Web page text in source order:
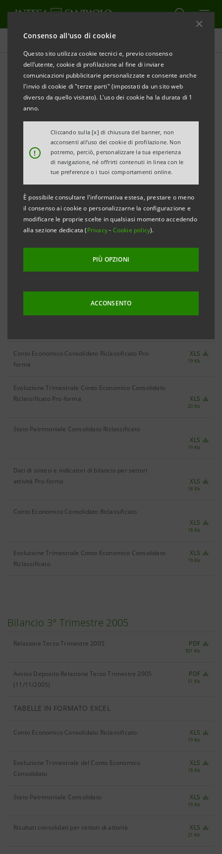
Consenso all'uso di cookie
Questo sito utilizza cookie tecnici e, previo consenso
dell’utente, cookie di profilazione al fine di inviare
comunicazioni pubblicitarie personalizzate e consente anche
l'invio di cookie di "terze parti" (impostati da un sito web
diverso da quello visitato). L'uso dei cookie ha la durata di 1
anno.
!
Cliccando sulla [x] di chiusura del banner, non
acconsenti all’uso dei cookie di profilazione. Non
potremo, perciò, personalizzare la tua esperienza
di navigazione, né offrirti contenuti in linea con le
tue preferenze o i tuoi comportamenti online.
È possibile consultare l'informativa estesa, prestare o meno
il consenso ai cookie o personalizzarne la configurazione e
modificare le proprie scelte in qualsiasi momento accedendo
alla sezione dedicata (Privacy- Cookie policy).
PIÙ OPZIONI
ACCONSENTO
Bilanci e Relazioni
Storico Banca Intesa: Bilanci
STAMPA AGGIORNA
Filtra per Anno
Principi Contabili e Società di Revisione
Prima Applicazione Principi IAS/IFRS
Conto Economico Consolidato Riclassificato Pro-
forma
XLS
19 Kb
Evoluzione Trimestrale Conto Economico Consolidato
Riclassificato Pro-forma
XLS
20 Kb
Stato Patrimoniale Consolidato Riclassificato
XLS
19 Kb
Dati di sintesi e indicatori di bilancio per settori
attività Pro-forma
XLS
18 Kb
Conto Economico Consolidato Riclassificato
XLS
18 Kb
Evoluzione Trimestrale Conto Economico Consolidato
Riclassificato
XLS
19 Kb
Bilancio 3° Trimestre 2005
Relazione Terzo Trimestre 2005 PDF
921 Kb
Avviso Deposito Relazione Terzo Trimestre 2005
(11/11/2005)
PDF
51 Kb
TABELLE IN FORMATO EXCEL
Conto Economico Consolidato Riclassificato XLS
19 Kb
Evoluzione Trimestrale del Conto Economico
Consolidato
XLS
18 Kb
Stato Patrimoniale Consolidato XLS
19 Kb
Risultati consolidati per settori di attività XLS
21 Kb